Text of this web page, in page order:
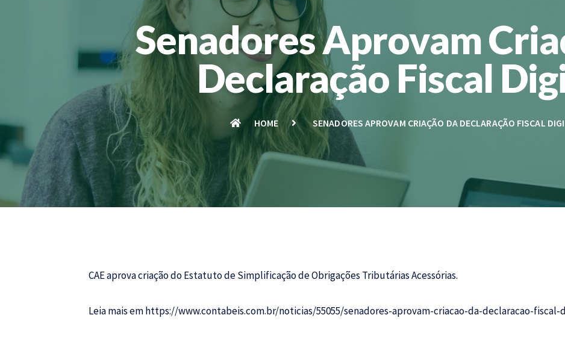
Senadores Aprovam
Declaração Fiscal
HOME SENADORES APROVAM CRIAÇÃO DA DECLARAÇÃO FISCAL
CAE aprova criação do Estatuto de Simplificação de Obrigações Tributárias Acessórias.
Leia mais emhttps://www.contabeis.com.br/noticias/55055/senadores-aprovam-criacao-da-declaracao-